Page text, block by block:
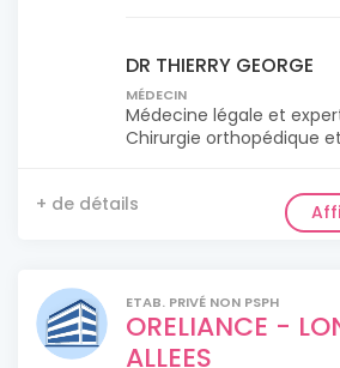
DR THIERRY GEORGE
MÉDECIN
Médecine légale et
Chirurgie orthopédique
+ de détails
ETAB. PRIVÉ NON PSPH
ORELIANCE -
ALLEES